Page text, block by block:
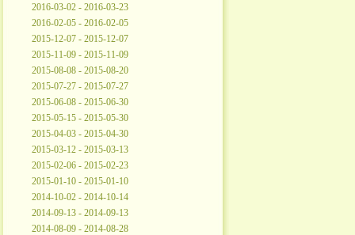
2016-03-02 - 2016-03-23
2016-02-05 - 2016-02-05
2015-12-07 - 2015-12-07
2015-11-09 - 2015-11-09
2015-08-08 - 2015-08-20
2015-07-27 - 2015-07-27
2015-06-08 - 2015-06-30
2015-05-15 - 2015-05-30
2015-04-03 - 2015-04-30
2015-03-12 - 2015-03-13
2015-02-06 - 2015-02-23
2015-01-10 - 2015-01-10
2014-10-02 - 2014-10-14
2014-09-13 - 2014-09-13
2014-08-09 - 2014-08-28